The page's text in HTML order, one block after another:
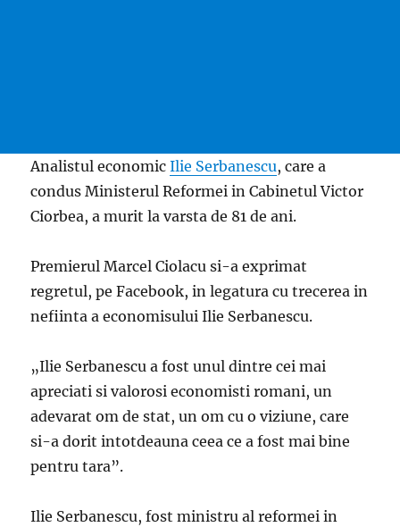
Analistul economicIlie Serbanescu, care a
condus Ministerul Reformei in Cabinetul Victor
Ciorbea, a murit la varsta de 81 de ani.
Premierul Marcel Ciolacu si-a exprimat
regretul, pe Facebook, in legatura cu trecerea in
nefiinta a economisului Ilie Serbanescu.
„Ilie Serbanescu a fost unul dintre cei mai
apreciati si valorosi economisti romani, un
adevarat om de stat, un om cu o viziune, care
si-a dorit intotdeauna ceea ce a fost mai bine
pentru tara”.
Ilie Serbanescu, fost ministru al reformei in